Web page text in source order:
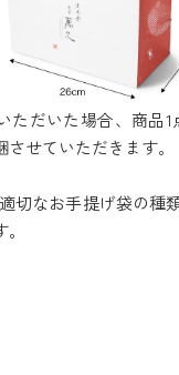
ただいた場合、商品1
せていただきます。
切なお手提げ袋の種